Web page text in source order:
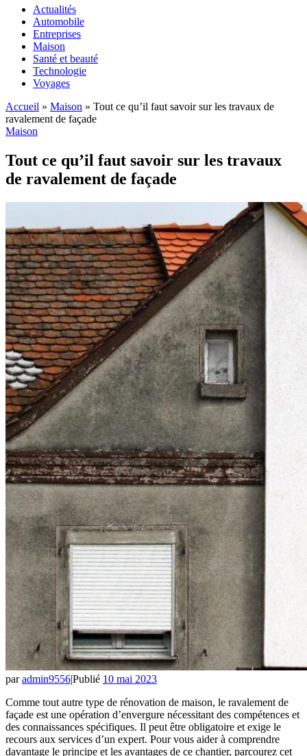
Actualités
Automobile
Entreprises
Maison
Santé et beauté
Technologie
Voyages
Accueil » Maison » Tout ce qu’il faut savoir sur les travaux de
ravalement de façade
Maison
Tout ce qu’il faut savoir sur les travaux
de ravalement de façade
paradmin9556|Publié 10 mai 2023
Comme tout autre type de rénovation de maison, le ravalement de
façade est une opération d’envergure nécessitant des compétences et
des connaissances spécifiques. Il peut être obligatoire et exige le
recours aux services d’un expert. Pour vous aider à comprendre
davantage le principe et les avantages de ce chantier, parcourez cet